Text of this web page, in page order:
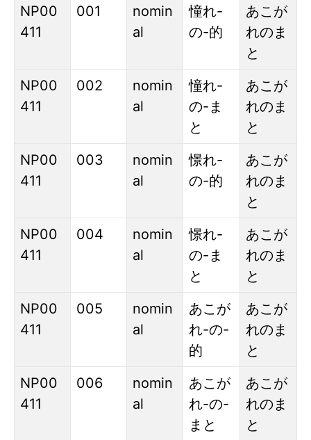
NP00
411
001
nomin
al
憧れ-
の-的
あこが
れのま
と
NP00
411
002
nomin
al
憧れ-
の-ま
と
あこが
れのま
と
NP00
411
003
nomin
al
憬れ-
の-的
あこが
れのま
と
NP00
411
004
nomin
al
憬れ-
の-ま
と
あこが
れのま
と
NP00
411
005
nomin
al
あこが
れ-の-
的
あこが
れのま
と
NP00
411
006
nomin
al
あこが
れ-の-
まと
あこが
れのま
と